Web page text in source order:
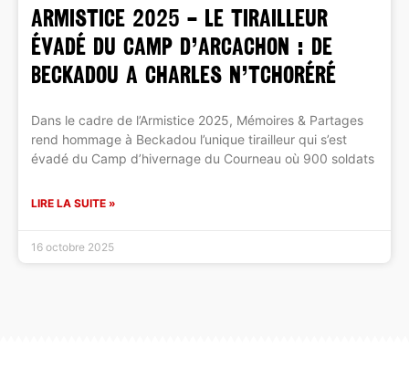
ARMISTICE 2025 – LE TIRAILLEUR
ÉVADÉ DU CAMP D’ARCACHON : DE
BECKADOU A CHARLES N’TCHORÉRÉ
Dans le cadre de l’Armistice 2025, Mémoires & Partages
rend hommage à Beckadou l’unique tirailleur qui s’est
évadé du Camp d’hivernage du Courneau où 900 soldats
LIRE LA SUITE »
16 octobre 2025